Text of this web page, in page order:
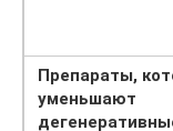
Препараты,
уменьшают